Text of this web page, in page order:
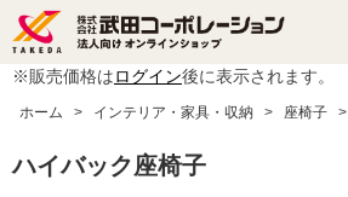
※販売価格はログイン後に表示されます。
ホーム > インテリア・家具・収納 > 座椅子 >
ハイバック座椅子